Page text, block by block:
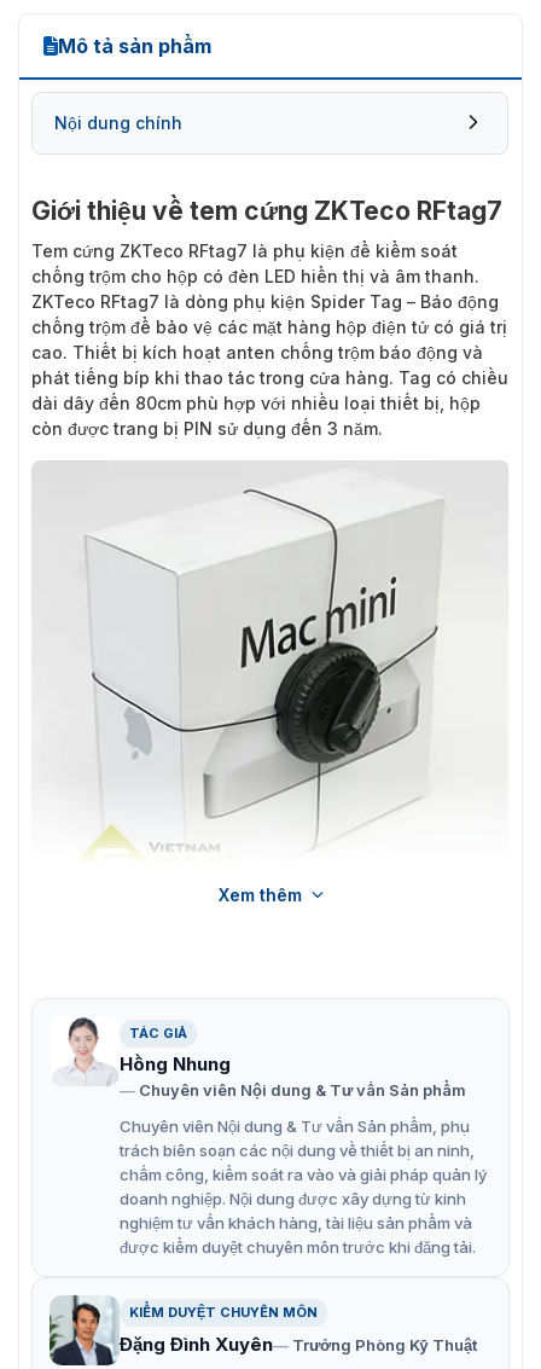
Mô tả sản phẩm
Nội dung chính
Giới thiệu về tem cứng ZKTeco RFtag7
Tem cứng ZKTeco RFtag7 là phụ kiện để kiểm soát
chống trộm cho hộp có đèn LED hiển thị và âm thanh.
ZKTeco RFtag7 là dòng phụ kiện Spider Tag – Báo động
chống trộm để bảo vệ các mặt hàng hộp điện tử có giá trị
cao. Thiết bị kích hoạt anten chống trộm báo động và
phát tiếng bíp khi thao tác trong cửa hàng. Tag có chiều
dài dây đến 80cm phù hợp với nhiều loại thiết bị, hộp
còn được trang bị PIN sử dụng đến 3 năm.
Tính năng chính của tem cứng RF
ZKTeco RFTag7
Vừa vặn một cách an toàn và chặt chẽ xung quanh
các đồ vật thuộc mọi hình dạng và kích cỡ
Tính năng báo động kép bổ sung thêm một lớp bảo
mật cho hàng hóa có giá trị cao, rủi ro cao
Dây cáp thép của nó giảm thiểu tác động.
VietnamSmart hiện là địa chỉ uy tín cung cấp tem từ
cùng các thiết bị cổng từ an ninh chính hãng. Thiết bị
được chúng tôi nhập trực tiếp từ nhà sản xuất ZKTeco,
Xem thêm
TÁC GIẢ
Hồng Nhung
Chuyên viên Nội dung & Tư vấn Sản phẩm
Chuyên viên Nội dung & Tư vấn Sản phẩm, phụ
trách biên soạn các nội dung về thiết bị an ninh,
chấm công, kiểm soát ra vào và giải pháp quản lý
doanh nghiệp. Nội dung được xây dựng từ kinh
nghiệm tư vấn khách hàng, tài liệu sản phẩm và
được kiểm duyệt chuyên môn trước khi đăng tải.
KIỂM DUYỆT CHUYÊN MÔN
Đặng Đình Xuyên
Trưởng Phòng Kỹ Thuật